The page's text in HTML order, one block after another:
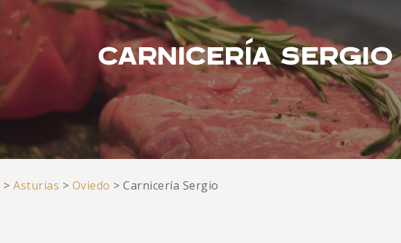
CARNICERÍA SERGIO
>Asturias > Oviedo >Carnicería Sergio